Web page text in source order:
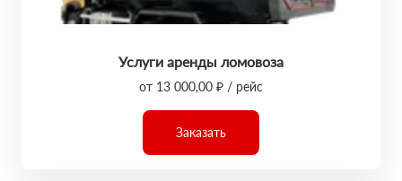
Услуги аренды ломовоза
от 13 000,00 ₽ / рейс
Заказать